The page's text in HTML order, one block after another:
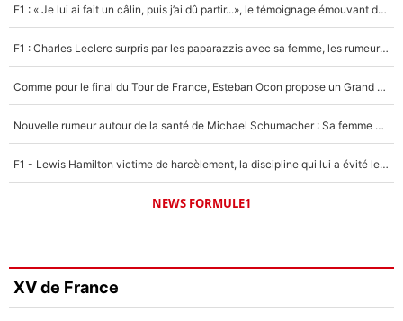
F1 : « Je lui ai fait un câlin, puis j’ai dû partir...», le témoignage émouvant de Max Verstappen sur sa fille
F1 : Charles Leclerc surpris par les paparazzis avec sa femme, les rumeurs étaient vraies !
Comme pour le final du Tour de France, Esteban Ocon propose un Grand Prix de Formule 1 à Paris : «Autour de l’Arc de Triomphe, ce serait génial» !
Nouvelle rumeur autour de la santé de Michael Schumacher : Sa femme Corinna sort du silence
F1 - Lewis Hamilton victime de harcèlement, la discipline qui lui a évité le pire : «J'aurais probablement mal tourné»
NEWS FORMULE1
XV de France